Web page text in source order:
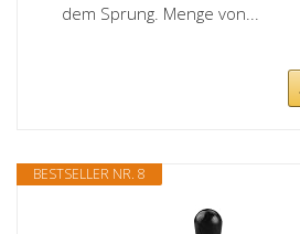
dem Sprung. Menge von...
BESTSELLER NR. 8